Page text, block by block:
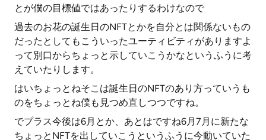
とが僕の目標値ではあったりするわけなので
過去のお花の誕生日のNFTとかを自分とは関係ないもの
だったとしてもこういったユーティビティがありますよ
って別口からちょっと示していこうかなというふうに考
えていたりします。
はいちょっとねそこは誕生日のNFTのあり方っていうも
のをちょっとね僕も見つめ直しつつですね。
でプラス今後は6月とか、あとはですね6月7月に新たな
ちょっとNFTを出していこうというふうに今動いていた